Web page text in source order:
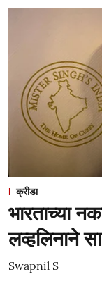
क्रीडा
भारताच्या
लव्हलिनाने
Swapnil S